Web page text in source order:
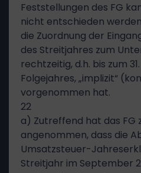
Feststellungen des FG
nicht entschieden
die Zuordnung der
des Streitjahres zum
rechtzeitig, d.h. bis zum
Folgejahres, „implizit“
vorgenommen hat.
22
a) Zutreffend hat das FG
angenommen, dass die
Umsatzsteuer-
Streitjahr im September